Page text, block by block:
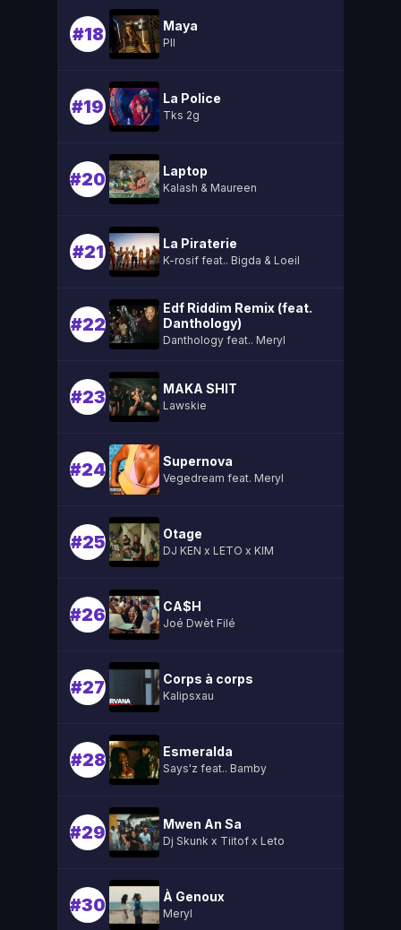
#18 Maya
Pll
#19 La Police
Tks 2g
#20 Laptop
Kalash & Maureen
#21 La Piraterie
K-rosif feat.. Bigda & Loeil
#22
Edf Riddim Remix (feat.
Danthology)
Danthology feat.. Meryl
#23 MAKA SHIT
Lawskie
#24 Supernova
Vegedream feat. Meryl
#25 Otage
DJ KEN x LETO x KIM
#26 CA$H
Joé Dwèt Filé
#27 Corps à corps
Kalipsxau
#28 Esmeralda
Says'z feat.. Bamby
#29 Mwen An Sa
Dj Skunk x Tiitof x Leto
#30 À Genoux
Meryl